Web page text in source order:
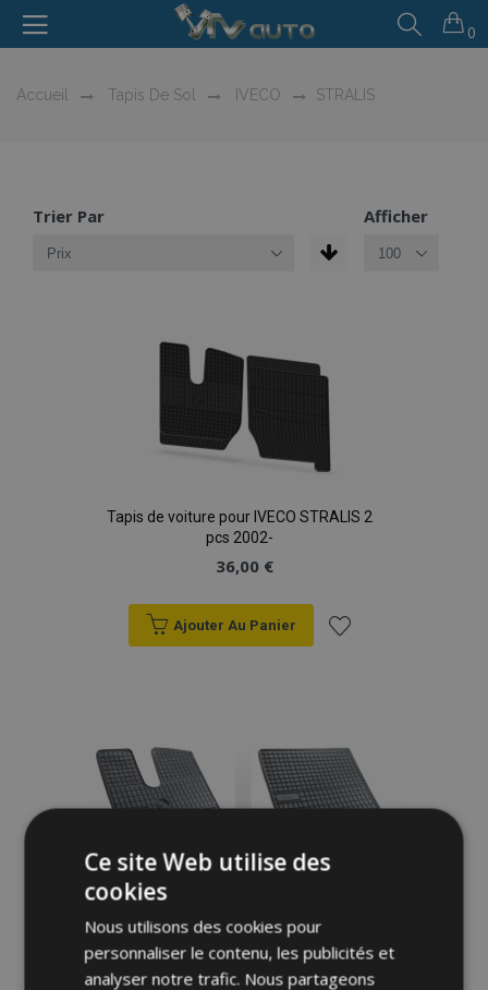
0
Accueil Tapis De Sol IVECO STRALIS
Trier Par Afficher
Tapis de voiture pour IVECO STRALIS 2
pcs 2002-
36,00 €
Ajouter Au Panier
liste
d'achats
Tapis de voiture pour IVECO STRALIS 2
pcs 2002-
36,00 €
Ce site Web utilise des
cookies
Nous utilisons des cookies pour
personnaliser le contenu, les publicités et
analyser notre trafic. Nous partageons